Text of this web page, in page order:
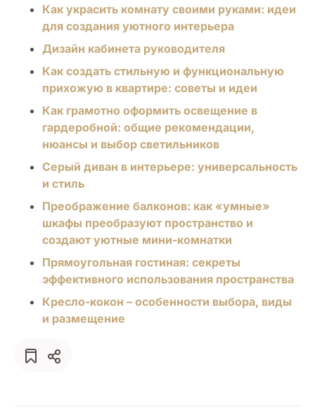
Как украсить комнату своими руками: идеи
для создания уютного интерьера
Дизайн кабинета руководителя
Как создать стильную и функциональную
прихожую в квартире: советы и идеи
Как грамотно оформить освещение в
гардеробной: общие рекомендации,
нюансы и выбор светильников
Серый диван в интерьере: универсальность
и стиль
Преображение балконов: как «умные»
шкафы преобразуют пространство и
создают уютные мини-комнатки
Прямоугольная гостиная: секреты
эффективного использования пространства
Кресло-кокон – особенности выбора, виды
и размещение